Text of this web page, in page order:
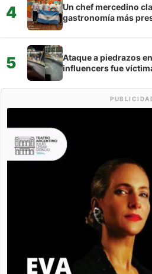
4
Un chef mercedino
gastronomía más
5
Ataque a piedrazos
influencers fue